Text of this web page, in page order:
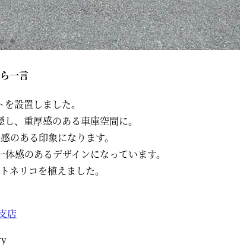
一言
設置しました。
、重厚感のある車庫空間に。
のある印象になります。
感のあるデザインになっています。
ネリコを植えました。
店